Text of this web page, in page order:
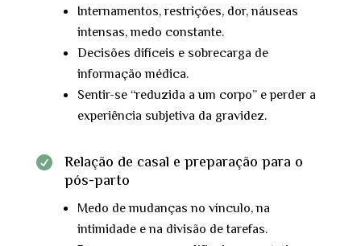
Internamentos, restrições, dor, náuseas
intensas, medo constante.
Decisões difíceis e sobrecarga de
informação médica.
Sentir-se “reduzida a um corpo” e perder a
experiência subjetiva da gravidez.

Relação de casal e preparação para o
pós-parto
Medo de mudanças no vínculo, na
intimidade e na divisão de tarefas.